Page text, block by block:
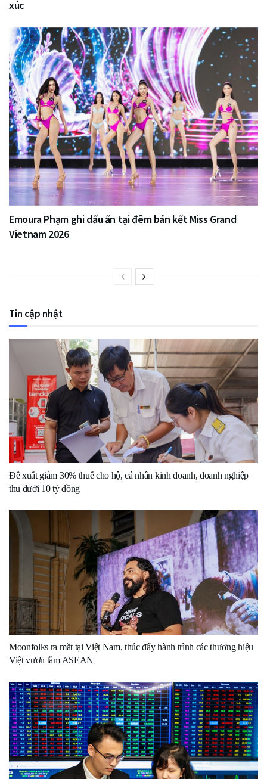
xúc
Emoura Phạm ghi dấu ấn tại đêm bán kết Miss Grand
Vietnam 2026
Tin cập nhật
Đề xuất giảm 30% thuế cho hộ, cá nhân kinh doanh, doanh nghiệp
thu dưới 10 tỷ đồng
Moonfolks ra mắt tại Việt Nam, thúc đẩy hành trình các thương hiệu
Việt vươn tầm ASEAN